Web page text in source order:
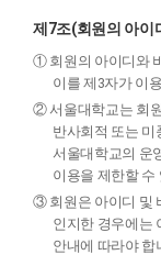
제7조(회원의 아이
① 회원의 아이디와
이를 제3자가 이
② 서울대학교는 회
반사회적 또는
서울대학교의 운
이용을 제한할 수
③ 회원은 아이디 및
인지한 경우에는
안내에 따라야 합